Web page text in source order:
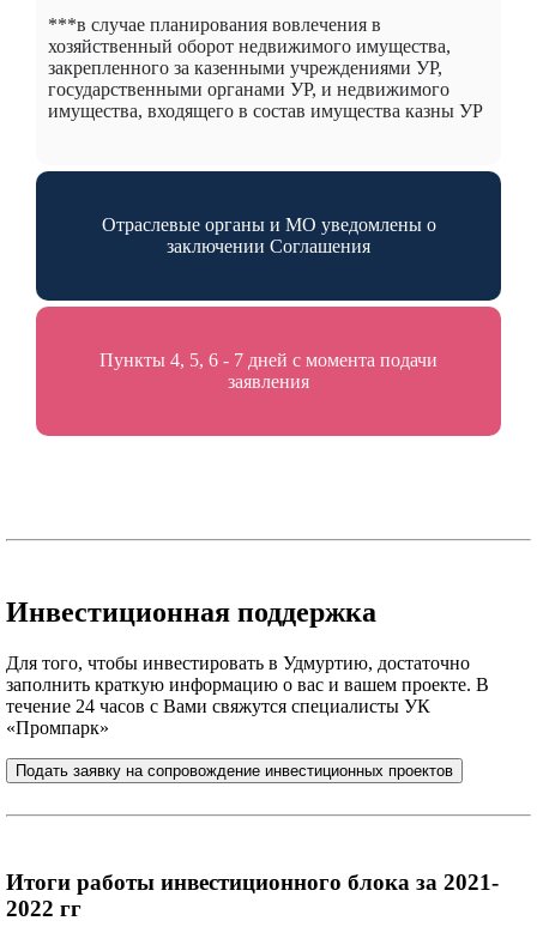
***в случае планирования вовлечения в
хозяйственный оборот недвижимого имущества,
закрепленного за казенными учреждениями УР,
государственными органами УР, и недвижимого
имущества, входящего в состав имущества казны УР
Отраслевые органы и МО уведомлены о
заключении Соглашения
Пункты 4, 5, 6 - 7 дней с момента подачи
заявления
Инвестиционная поддержка
Для того, чтобы инвестировать в Удмуртию, достаточно
заполнить краткую информацию о вас и вашем проекте. В
течение 24 часов с Вами свяжутся специалисты УК
«Промпарк»
Подать заявку на сопровождение инвестиционных проектов
Итоги работы инвестиционного блока за 2021-
2022 гг